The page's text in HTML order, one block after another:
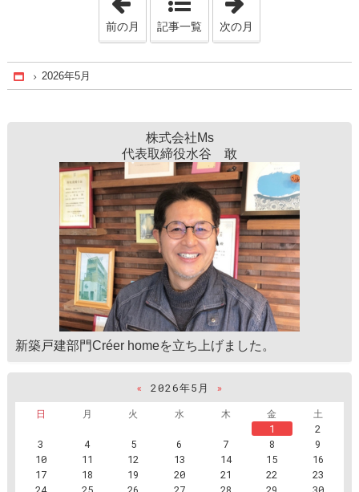
前の月 記事一覧 次の月
Home
2026年5月
株式会社Ms
代表取締役水谷 敢
新築戸建部門Créer homeを立ち上げました。
« 2026年5月
»
日
月 火 水 木 金
土
1
2
3
4 5 6 7 8
9
10
11 12 13 14 15
16
17
18 19 20 21 22
23